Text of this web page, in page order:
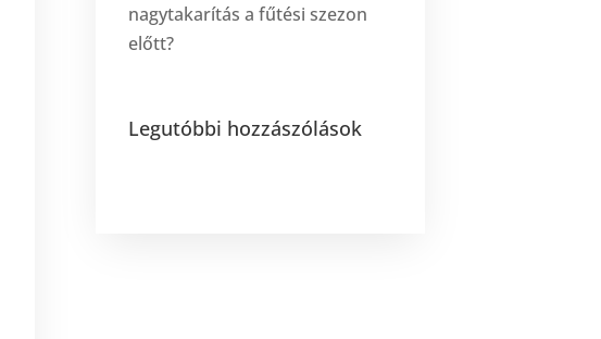
nagytakarítás a fűtési szezon
előtt?
Legutóbbi hozzászólások